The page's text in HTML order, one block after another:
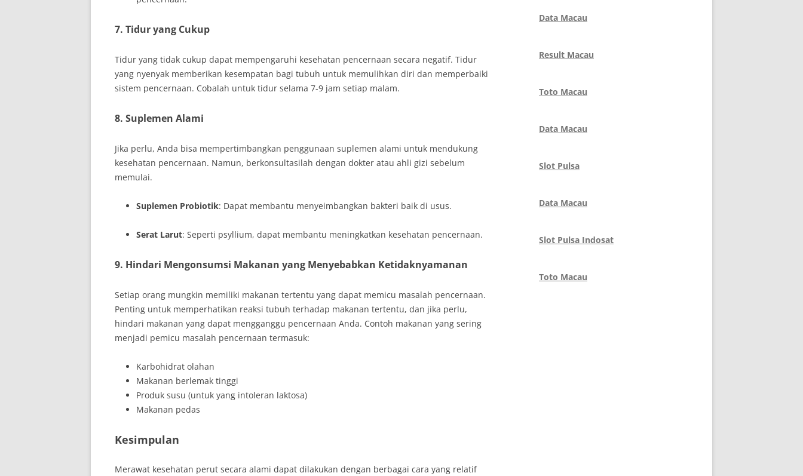
7. Tidur yang Cukup
Tidur yang tidak cukup dapat mempengaruhi kesehatan pencernaan secara negatif. Tidur
yang nyenyak memberikan kesempatan bagi tubuh untuk memulihkan diri dan memperbaiki
sistem pencernaan. Cobalah untuk tidur selama 7-9 jam setiap malam.
8. Suplemen Alami
Jika perlu, Anda bisa mempertimbangkan penggunaan suplemen alami untuk mendukung
kesehatan pencernaan. Namun, berkonsultasilah dengan dokter atau ahli gizi sebelum
memulai.
Suplemen Probiotik: Dapat membantu menyeimbangkan bakteri baik di usus.
Serat Larut: Seperti psyllium, dapat membantu meningkatkan kesehatan pencernaan.
9. Hindari Mengonsumsi Makanan yang Menyebabkan Ketidaknyamanan
Setiap orang mungkin memiliki makanan tertentu yang dapat memicu masalah pencernaan.
Penting untuk memperhatikan reaksi tubuh terhadap makanan tertentu, dan jika perlu,
hindari makanan yang dapat mengganggu pencernaan Anda. Contoh makanan yang sering
menjadi pemicu masalah pencernaan termasuk:
Karbohidrat olahan
Makanan berlemak tinggi
Produk susu (untuk yang intoleran laktosa)
Makanan pedas
Kesimpulan
Merawat kesehatan perut secara alami dapat dilakukan dengan berbagai cara yang relatif
Data Macau
Result Macau
Toto Macau
Data Macau
Slot Pulsa
Data Macau
Slot Pulsa Indosat
Toto Macau